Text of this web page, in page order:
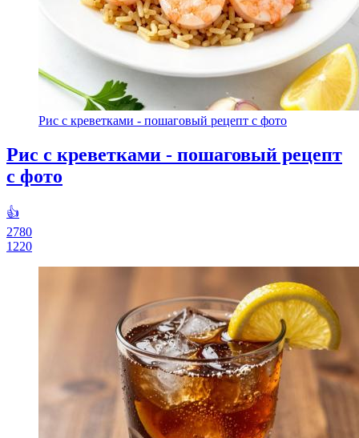
Рис с креветками - пошаговый рецепт с фото
Рис с креветками - пошаговый рецепт
с фото
👍
2780
1220